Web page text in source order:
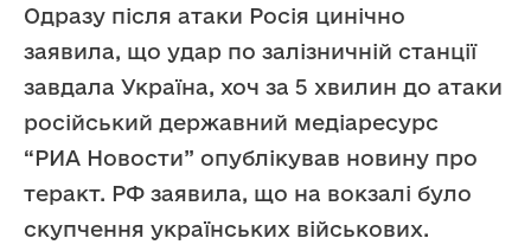
Одразу після атаки Росія цинічно
заявила, що удар по залізничній станції
завдала Україна, хоч за 5 хвилин до атаки
російський державний медіаресурс
“РИА Новости” опублікував новину про
теракт. РФ заявила, що на вокзалі було
скупчення українських військових.